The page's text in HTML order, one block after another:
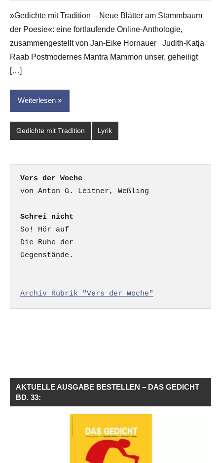
Leitner
»Gedichte mit Tradition – Neue Blätter am Stammbaum
der Poesie«: eine fortlaufende Online-Anthologie,
zusammengestellt von Jan-Eike Hornauer Judith-Katja
Raab Postmodernes Mantra Mammon unser, geheiligt
[…]
Weiterlesen
Gedichte mit Tradition Lyrik
Vers der Woche
Schrei nicht
So! Hör auf
Die Ruhe der
Gegenstände.
Archiv Rubrik "Vers der Woche"
AKTUELLE AUSGABE BESTELLEN – DAS GEDICHT
BD. 33: